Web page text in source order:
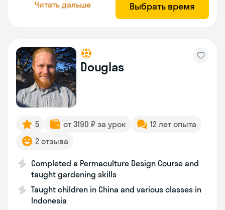
Читать дальше Выбрать время
Douglas
5 от 3190 ₽ за урок
12 лет опыта
2 отзыва
Completed a Permaculture Design Course and
taught gardening skills
Taught children in China and various classes in
Indonesia